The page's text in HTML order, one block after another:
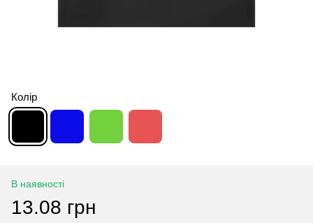
Колір
В наявності
13.08 грн